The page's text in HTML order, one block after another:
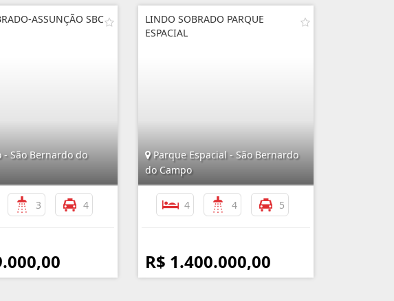
ASSUNÇÃO SBC
São Bernardo do
3 4
LINDO SOBRADO PARQUE
ESPACIAL
Parque Espacial - São Bernardo
do Campo
4 4 5
R$ 1.400.000,00